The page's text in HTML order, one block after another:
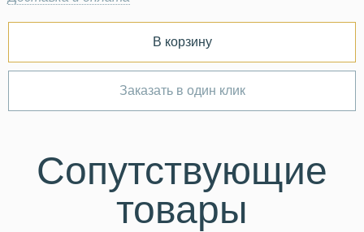
В корзину
Заказать в один клик
Сопутствующие
товары